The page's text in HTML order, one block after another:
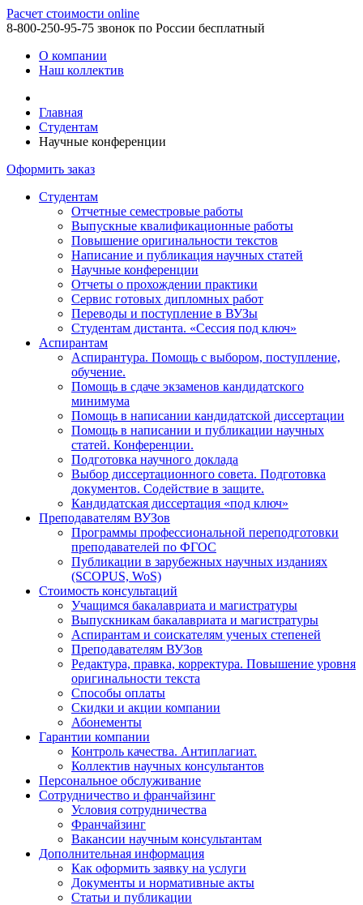
Расчет стоимости online
8-800-250-95-75 звонок по России бесплатный
О компании
Наш коллектив
Главная
Студентам
Научные конференции
Оформить заказ
Студентам
Отчетные семестровые работы
Выпускные квалификационные работы
Повышение оригинальности текстов
Написание и публикация научных статей
Научные конференции
Отчеты о прохождении практики
Сервис готовых дипломных работ
Переводы и поступление в ВУЗы
Студентам дистанта. «Сессия под ключ»
Аспирантам
Аспирантура. Помощь с выбором, поступление,
обучение.
Помощь в сдаче экзаменов кандидатского
минимума
Помощь в написании кандидатской диссертации
Помощь в написании и публикации научных
статей. Конференции.
Подготовка научного доклада
Выбор диссертационного совета. Подготовка
документов. Содействие в защите.
Кандидатская диссертация «под ключ»
Преподавателям ВУЗов
Программы профессиональной переподготовки
преподавателей по ФГОС
Публикации в зарубежных научных изданиях
(SCOPUS, WoS)
Стоимость консультаций
Учащимся бакалавриата и магистратуры
Выпускникам бакалавриата и магистратуры
Аспирантам и соискателям ученых степеней
Преподавателям ВУЗов
Редактура, правка, корректура. Повышение уровня
оригинальности текста
Способы оплаты
Скидки и акции компании
Абонементы
Гарантии компании
Контроль качества. Антиплагиат.
Коллектив научных консультантов
Персональное обслуживание
Сотрудничество и франчайзинг
Условия сотрудничества
Франчайзинг
Вакансии научным консультантам
Дополнительная информация
Как оформить заявку на услуги
Документы и нормативные акты
Статьи и публикации